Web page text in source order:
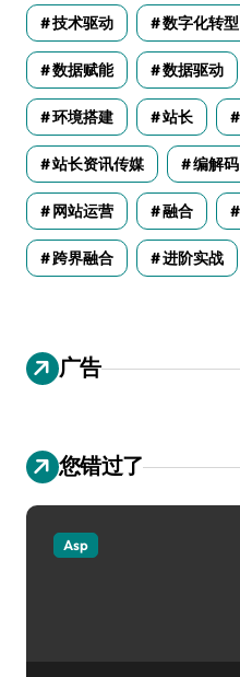
技术驱动 数字化转型
数据赋能 数据驱动
环境搭建 站长
站长资讯传媒 编解码
网站运营 融合
跨界融合 进阶实战
广告
您错过了
Asp